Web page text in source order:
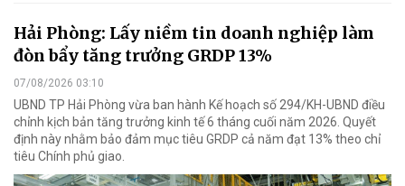
Hải Phòng: Lấy niềm tin doanh nghiệp làm
đòn bẩy tăng trưởng GRDP 13%
07/08/2026 03:10
UBND TP Hải Phòng vừa ban hành Kế hoạch số 294/KH-UBND điều
chỉnh kịch bản tăng trưởng kinh tế 6 tháng cuối năm 2026. Quyết
định này nhằm bảo đảm mục tiêu GRDP cả năm đạt 13% theo chỉ
tiêu Chính phủ giao.